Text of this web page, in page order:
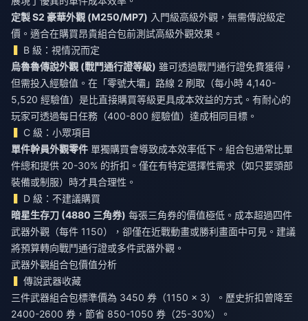
定製 S2 豪華外觀 (M250/MP7) 入門級高級外觀，無需傳說級定
價。適合在購買昂貴組合包前測試高級外觀效果。
B 級：視情況而定
烏魯魯傳說外觀 (戰鬥通行證等級) 雖可透過戰鬥通行證免費獲得，
但需投入經驗值。在「零號大壩」路線 2 刷取（每小時 4,140-
5,520 經驗值）是比直接購買等級更具成本效益的方式。有耐心的
玩家可透過每日任務（400-800 經驗值）達成相同目標。
C 級：小眾項目
單件幹員外觀零件 單獨購買會導致成本效率低下。組合包通常比單
件總和提供 20-30% 的折扣。僅在有特定選擇性需求（如只要頭部
裝備或制服）時才具合理性。
D 級：不建議購買
暗星生存刀 (4880 三角券) 每張三角券的價值極低。成本超過四件
武器外觀（每件 1150），卻僅在近戰動畫或勝利畫面中可見。建議
將預算轉向戰鬥通行證或多件武器外觀。
武器外觀組合包價值分析
傳說武器收藏
三件武器組合包標準價為 3450 券（1150 × 3）。歷史折扣曾降至
2400-2600 券，節省 850-1050 券（25-30%）。